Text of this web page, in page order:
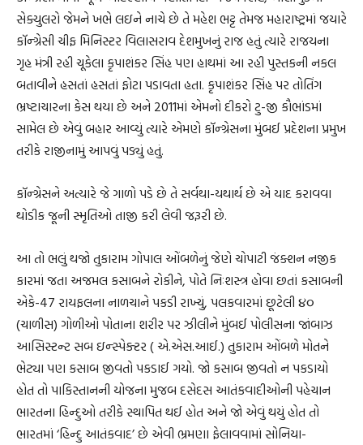
સેક્યુલરો જેમને ખભે લઇને નાચે છે તે મહેશ ભટ્ટ તેમજ મહારાષ્ટ્રમાં જયારે
કૉન્ગ્રેસી ચીફ મિનિસ્ટર વિલાસરાવ દેશમુખનું રાજ હતું ત્યારે રાજયના
ગૃહ મંત્રી રહી ચૂકેલા કૃપાશંકર સિંહ પણ હાથમાં આ રહી પુસ્તકની નકલ
બતાવીને હસતાં હસતાં ફોટા પડાવતા હતા. કૃપાશંકર સિંહ પર તોતિંગ
ભ્રષ્ટાચારના કેસ થયા છે અને 2011માં એમનો દીકરો ટુ-જી કૌભાંડમાં
સામેલ છે એવું બહાર આવ્યું ત્યારે એમણે કૉન્ગ્રેસના મુંબઈ પ્રદેશના પ્રમુખ
તરીકે રાજીનામું આપવું પડ્યું હતું.
કૉન્ગ્રેસને અત્યારે જે ગાળો પડે છે તે સર્વથા-યથાર્થ છે એ યાદ કરાવવા
થોડીક જૂની સ્મૃતિઓ તાજી કરી લેવી જરૂરી છે.
આ તો ભલું થજો તુકારામ ગોપાલ ઓંબળેનું જેણે ચોપાટી જંક્શન નજીક
કારમાં જતા અજમલ કસાબને રોકીને, પોતે નિઃશસ્ત્ર હોવા છતાં કસાબની
એકે-47 રાયફલના નાળચાને પકડી રાખ્યું, પલકવારમાં છૂટેલી ૪૦
(ચાળીસ) ગોળીઓ પોતાના શરીર પર ઝીલીને મુંબઈ પોલીસના જાંબાઝ
આસિસ્ટન્ટ સબ ઇન્સ્પેક્ટર ( એ.એસ.આઈ.) તુકારામ ઓંબળે મોતને
ભેટ્યા પણ કસાબ જીવતો પકડાઈ ગયો. જો કસાબ જીવતો ન પકડાયો
હોત તો પાકિસ્તાનની યોજના મુજબ દસેદસ આતંકવાદીઓની પહેચાન
ભારતના હિન્દુઓ તરીકે સ્થાપિત થઈ હોત અને જો એવું થયું હોત તો
ભારતમાં ‘હિન્દુ આતંકવાદ’ છે એવી ભ્રમણા ફેલાવવામાં સોનિયા-